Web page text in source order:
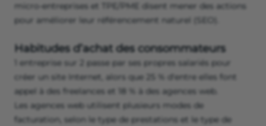
micro-entreprises et TPE/PME disent mener des actions
pour améliorer leur référencement naturel (SEO).
Habitudes d’achat des consommateurs
1 entreprise sur 2 passe par ses propres salariés pour
créer un site Internet, alors que 25 % d'entre elles font
appel à des freelances et 18 % à des agences web.
Les agences web utilisent plusieurs modes de
facturation, selon le type de prestations et le type de